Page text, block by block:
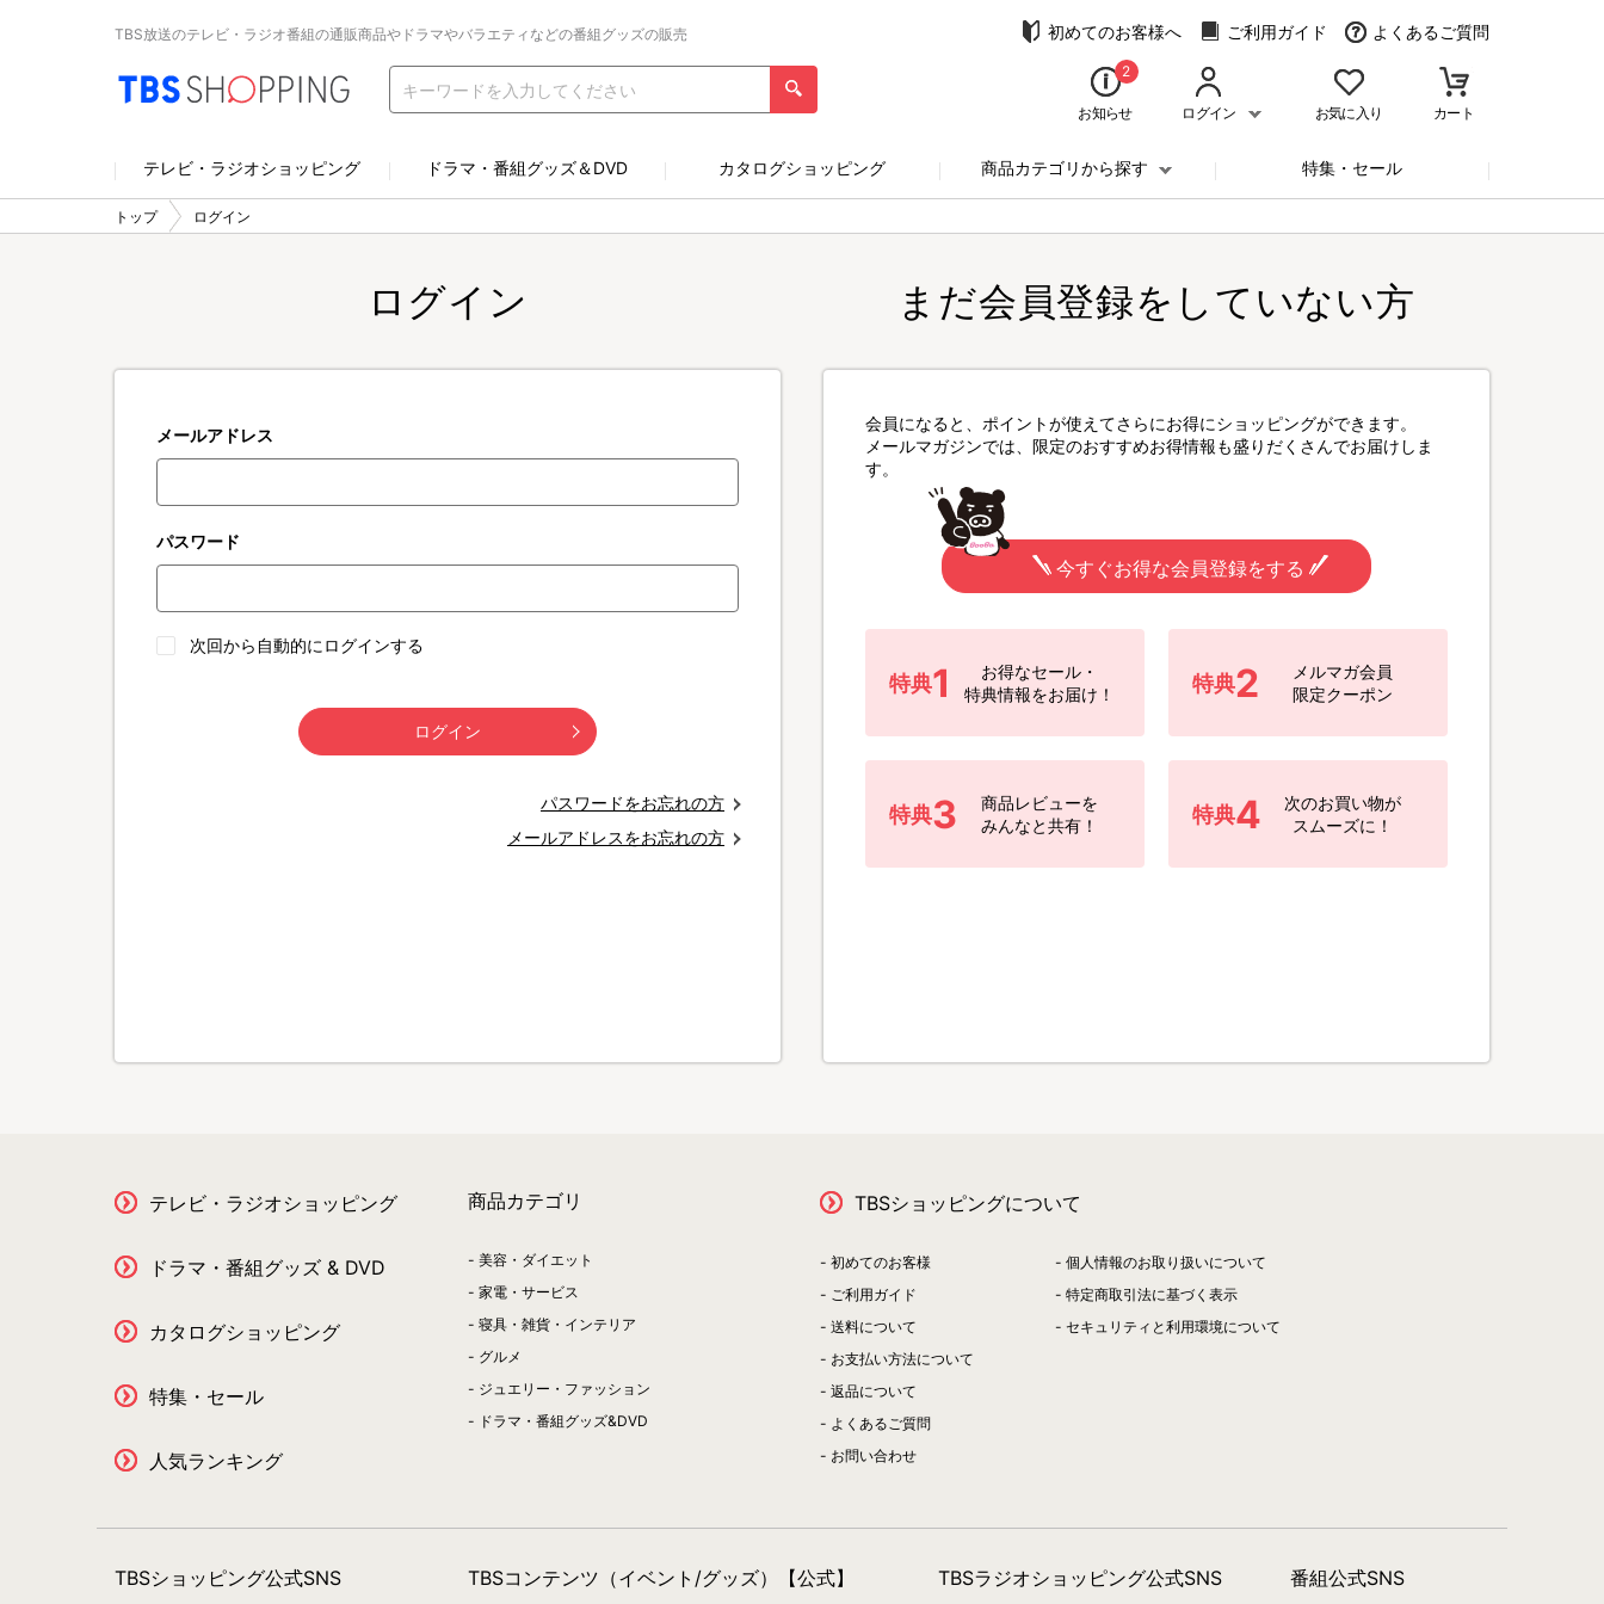
TBS放送のテレビ・ラジオ番組の通販商品やドラマやバラエティなどの番組グッズの販売 初めてのお客様へ ご利用ガイド よくあるご質問
2
お知らせ ログイン お気に入り カート
テレビ・ラジオショッピング ドラマ・番組グッズ＆DVD カタログショッピング 商品カテゴリから探す 特集・セール
トップ ログイン
ログイン
メールアドレス
パスワード
次回から自動的にログインする
ログイン
パスワードをお忘れの方
メールアドレスをお忘れの方
まだ会員登録をしていない方
会員になると、ポイントが使えてさらにお得にショッピングができます。
メールマガジンでは、限定のおすすめお得情報も盛りだくさんでお届けしま
す。
今すぐお得な会員登録をする
特典1
お得なセール・
特典情報をお届け！
特典2
メルマガ会員
限定クーポン
特典3
商品レビューを
みんなと共有！
特典4
次のお買い物が
スムーズに！
テレビ・ラジオショッピング
ドラマ・番組グッズ & DVD
カタログショッピング
特集・セール
人気ランキング
商品カテゴリ
美容・ダイエット
家電・サービス
寝具・雑貨・インテリア
グルメ
ジュエリー・ファッション
ドラマ・番組グッズ&DVD
TBSショッピングについて
初めてのお客様
ご利用ガイド
送料について
お支払い方法について
返品について
よくあるご質問
お問い合わせ
個人情報のお取り扱いについて
特定商取引法に基づく表示
セキュリティと利用環境について
TBSショッピング公式SNS TBSコンテンツ（イベント/グッズ）【公式】 TBSラジオショッピング公式SNS 番組公式SNS